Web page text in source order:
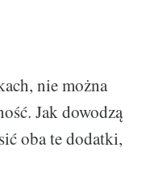
nie można
Jak dowodzą
oba te dodatki,